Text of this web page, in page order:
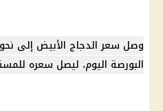
البورصة اليوم، ليصل سعره للمستهلك